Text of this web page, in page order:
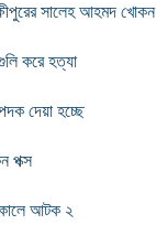
সালেহ আহমদ খোকন
করে হত্যা
দেয়া হচ্ছে
পক্স
আটক ২